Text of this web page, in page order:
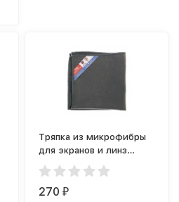
Тряпка из микрофибры
для экранов и линз
Nordic Stream 15357
270₽